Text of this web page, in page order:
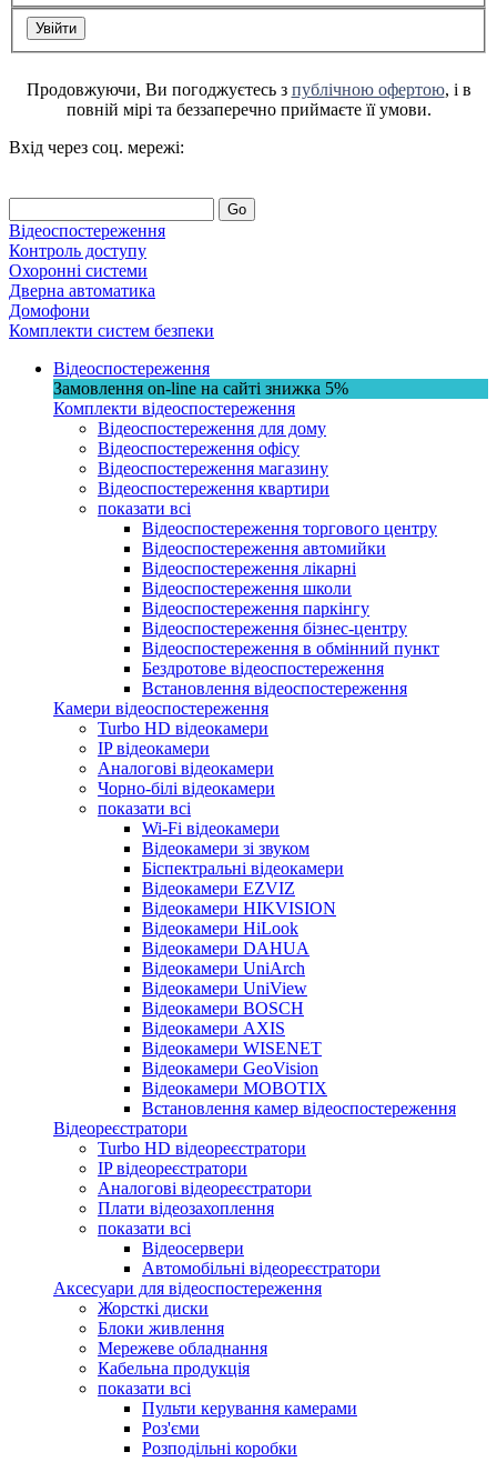
Продовжуючи, Ви погоджуєтесь з публічною офертою, і в
повній мірі та беззаперечно приймаєте її умови.
Вхід через соц. мережі:
Go
Відеоспостереження
Контроль доступу
Охоронні системи
Дверна автоматика
Домофони
Комплекти систем безпеки
Відеоспостереження
Замовлення on-line на сайті знижка 5%
Комплекти відеоспостереження
Відеоспостереження для дому
Відеоспостереження офісу
Відеоспостереження магазину
Відеоспостереження квартири
показати всі
Відеоспостереження торгового центру
Відеоспостереження автомийки
Відеоспостереження лікарні
Відеоспостереження школи
Відеоспостереження паркінгу
Відеоспостереження бізнес-центру
Відеоспостереження в обмінний пункт
Бездротове відеоспостереження
Встановлення відеоспостереження
Камери відеоспостереження
Turbo HD відеокамери
IP відеокамери
Аналогові відеокамери
Чорно-білі відеокамери
показати всі
Wi-Fi відеокамери
Відеокамери зі звуком
Біспектральні відеокамери
Відеокамери EZVIZ
Відеокамери HIKVISION
Відеокамери HiLook
Відеокамери DAHUA
Відеокамери UniArch
Відеокамери UniView
Відеокамери BOSCH
Відеокамери AXIS
Відеокамери WISENET
Відеокамери GeoVision
Відеокамери MOBOTIX
Встановлення камер відеоспостереження
Відеореєстратори
Turbo HD відеореєстратори
IP відеореєстратори
Аналогові відеореєстратори
Плати відеозахоплення
показати всі
Відеосервери
Автомобільні відеореєстратори
Аксесуари для відеоспостереження
Жорсткі диски
Блоки живлення
Мережеве обладнання
Кабельна продукція
показати всі
Пульти керування камерами
Роз'єми
Розподільні коробки